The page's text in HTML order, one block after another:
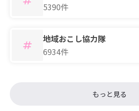
5390件
地域おこし協力隊
6934件
もっと見る